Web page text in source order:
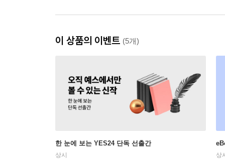
이 상품의 이벤트 (5개)
한 눈에 보는 YES24 단독 선출간
상시 상